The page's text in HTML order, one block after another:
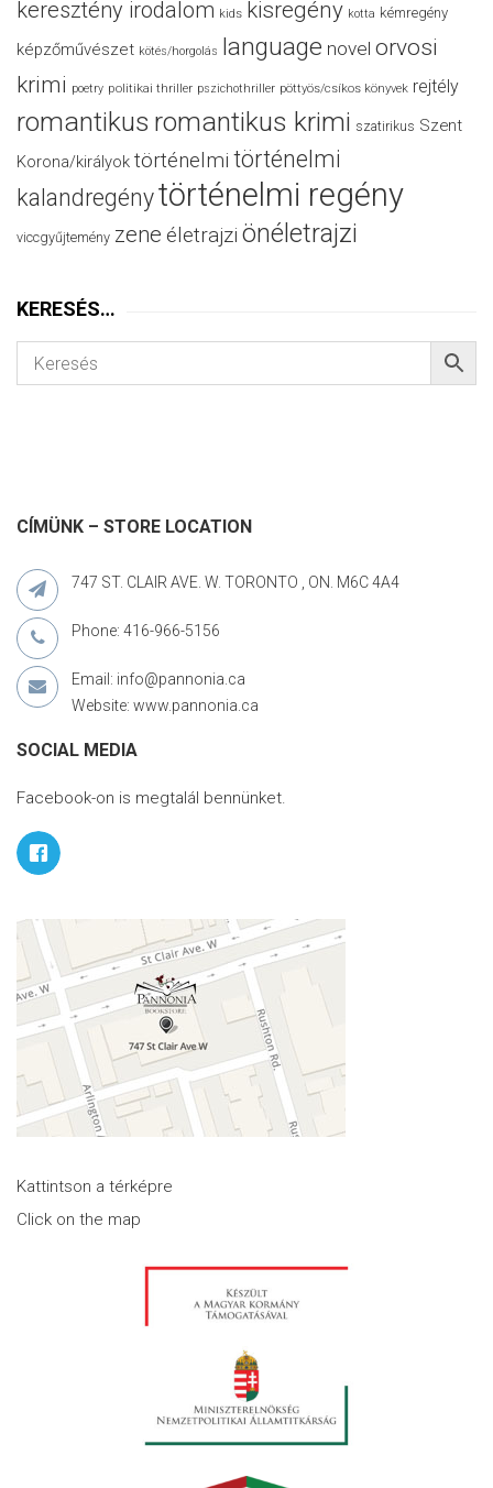
keresztény irodalom kids kisregény kotta kémregény
képzőművészet kötés/horgolás language novel orvosi
krimi poetry politikai thriller pszichothriller pöttyös/csíkos könyvek rejtély
romantikus romantikus krimi szatirikus Szent
Korona/királyok történelmi történelmi
kalandregénytörténelmi regény
viccgyűjtemény zene életrajzi önéletrajzi
KERESÉS…
CÍMÜNK – STORE LOCATION
747 ST. CLAIR AVE. W. TORONTO , ON. M6C 4A4
Phone: 416-966-5156
Email: info@pannonia.ca
Website: www.pannonia.ca
SOCIAL MEDIA
Facebook-on is megtalál bennünket.
Kattintson a térképre
Click on the map